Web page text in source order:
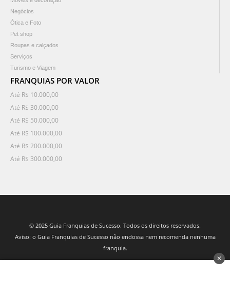
Negócios
Ótica e Foto
Pet shop
Roupas e calçados
Serviços
Turismo e Viagem
FRANQUIAS POR VALOR
Até R$ 10.000,00
Até R$ 30.000,00
Até R$ 50.000,00
Até R$ 100.000,00
Até R$ 200.000,00
Até R$ 300.000,00
© 2025 Guia Franquias de Sucesso. Todos os direitos reservados.
Aviso: o Guia Franquias de Sucesso não endossa nem recomenda nenhuma
franquia.
✕